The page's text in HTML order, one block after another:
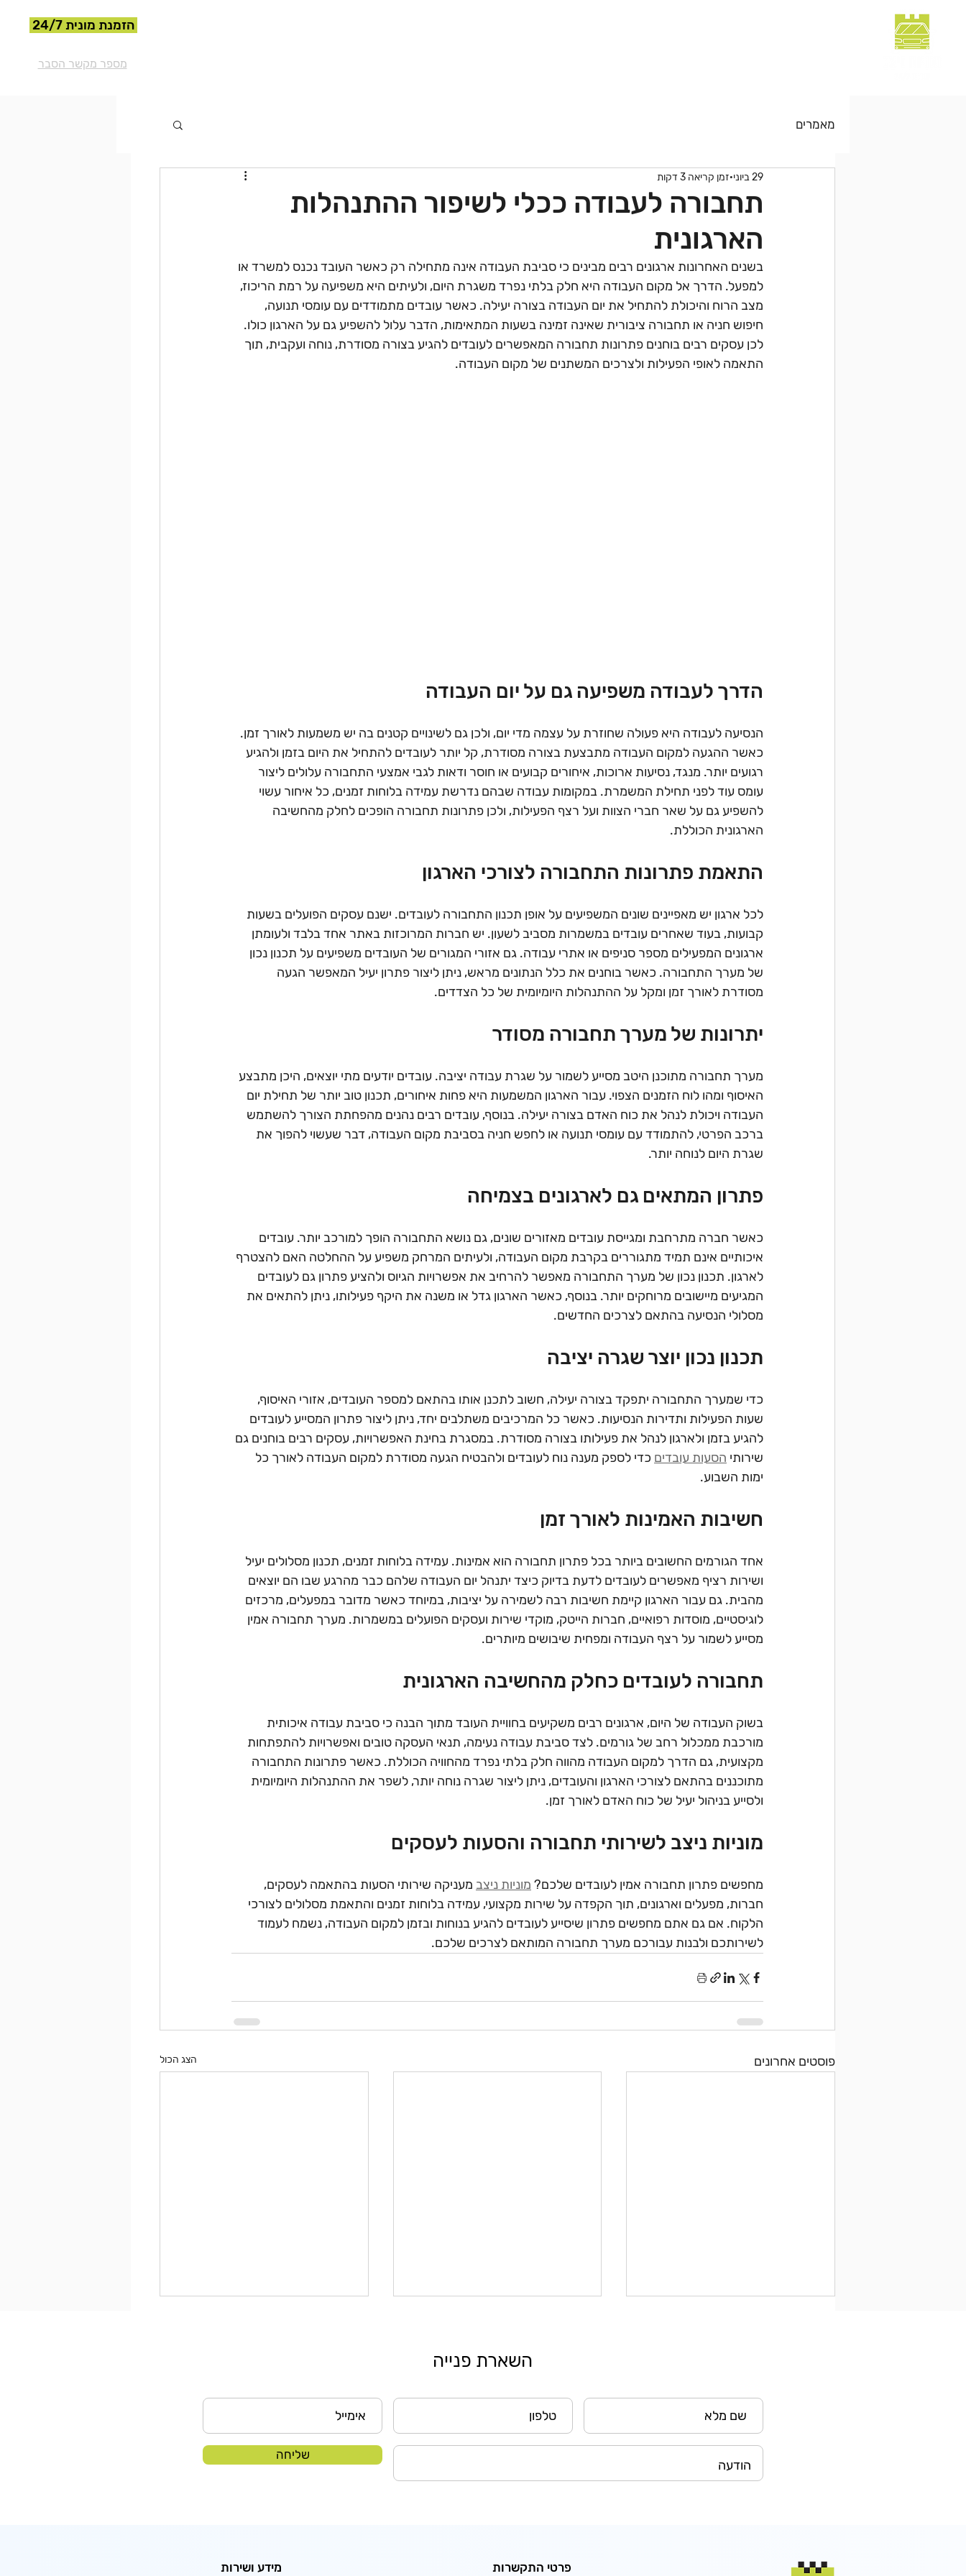
מספר מקשר הסבר
הזמנת מונית 24/7
מאמרים
תחבורה לעבודה ככלי לשיפור ההתנהלות
הארגונית
29 ביוני זמן קריאה 3 דקות
בשנים האחרונות ארגונים רבים מבינים כי סביבת העבודה אינה מתחילה רק כאשר העובד נכנס למשרד או
למפעל. הדרך אל מקום העבודה היא חלק בלתי נפרד משגרת היום, ולעיתים היא משפיעה על רמת הריכוז,
מצב הרוח והיכולת להתחיל את יום העבודה בצורה יעילה. כאשר עובדים מתמודדים עם עומסי תנועה,
חיפוש חניה או תחבורה ציבורית שאינה זמינה בשעות המתאימות, הדבר עלול להשפיע גם על הארגון כולו.
לכן עסקים רבים בוחנים פתרונות תחבורה המאפשרים לעובדים להגיע בצורה מסודרת, נוחה ועקבית, תוך
התאמה לאופי הפעילות ולצרכים המשתנים של מקום העבודה.
הדרך לעבודה משפיעה גם על יום העבודה
הנסיעה לעבודה היא פעולה שחוזרת על עצמה מדי יום, ולכן גם לשינויים קטנים בה יש משמעות לאורך זמן.
כאשר ההגעה למקום העבודה מתבצעת בצורה מסודרת, קל יותר לעובדים להתחיל את היום בזמן ולהגיע
רגועים יותר. מנגד, נסיעות ארוכות, איחורים קבועים או חוסר ודאות לגבי אמצעי התחבורה עלולים ליצור
עומס עוד לפני תחילת המשמרת. במקומות עבודה שבהם נדרשת עמידה בלוחות זמנים, כל איחור עשוי
להשפיע גם על שאר חברי הצוות ועל רצף הפעילות, ולכן פתרונות תחבורה הופכים לחלק מהחשיבה
הארגונית הכוללת.
התאמת פתרונות התחבורה לצורכי הארגון
לכל ארגון יש מאפיינים שונים המשפיעים על אופן תכנון התחבורה לעובדים. ישנם עסקים הפועלים בשעות
קבועות, בעוד שאחרים עובדים במשמרות מסביב לשעון. יש חברות המרוכזות באתר אחד בלבד ולעומתן
ארגונים המפעילים מספר סניפים או אתרי עבודה. גם אזורי המגורים של העובדים משפיעים על תכנון נכון
של מערך התחבורה. כאשר בוחנים את כלל הנתונים מראש, ניתן ליצור פתרון יעיל המאפשר הגעה
מסודרת לאורך זמן ומקל על ההתנהלות היומיומית של כל הצדדים.
יתרונות של מערך תחבורה מסודר
מערך תחבורה מתוכנן היטב מסייע לשמור על שגרת עבודה יציבה. עובדים יודעים מתי יוצאים, היכן מתבצע
האיסוף ומהו לוח הזמנים הצפוי. עבור הארגון המשמעות היא פחות איחורים, תכנון טוב יותר של תחילת יום
העבודה ויכולת לנהל את כוח האדם בצורה יעילה. בנוסף, עובדים רבים נהנים מהפחתת הצורך להשתמש
ברכב הפרטי, להתמודד עם עומסי תנועה או לחפש חניה בסביבת מקום העבודה, דבר שעשוי להפוך את
שגרת היום לנוחה יותר.
פתרון המתאים גם לארגונים בצמיחה
כאשר חברה מתרחבת ומגייסת עובדים מאזורים שונים, גם נושא התחבורה הופך למורכב יותר. עובדים
איכותיים אינם תמיד מתגוררים בקרבת מקום העבודה, ולעיתים המרחק משפיע על ההחלטה האם להצטרף
לארגון. תכנון נכון של מערך התחבורה מאפשר להרחיב את אפשרויות הגיוס ולהציע פתרון גם לעובדים
המגיעים מיישובים מרוחקים יותר. בנוסף, כאשר הארגון גדל או משנה את היקף פעילותו, ניתן להתאים את
מסלולי הנסיעה בהתאם לצרכים החדשים.
תכנון נכון יוצר שגרה יציבה
כדי שמערך התחבורה יתפקד בצורה יעילה, חשוב לתכנן אותו בהתאם למספר העובדים, אזורי האיסוף,
שעות הפעילות ותדירות הנסיעות. כאשר כל המרכיבים משתלבים יחד, ניתן ליצור פתרון המסייע לעובדים
להגיע בזמן ולארגון לנהל את פעילותו בצורה מסודרת. במסגרת בחינת האפשרויות, עסקים רבים בוחנים גם
שירותי הסעות עובדים כדי לספק מענה נוח לעובדים ולהבטיח הגעה מסודרת למקום העבודה לאורך כל
ימות השבוע.
חשיבות האמינות לאורך זמן
אחד הגורמים החשובים ביותר בכל פתרון תחבורה הוא אמינות. עמידה בלוחות זמנים, תכנון מסלולים יעיל
ושירות רציף מאפשרים לעובדים לדעת בדיוק כיצד יתנהל יום העבודה שלהם כבר מהרגע שבו הם יוצאים
מהבית. גם עבור הארגון קיימת חשיבות רבה לשמירה על יציבות, במיוחד כאשר מדובר במפעלים, מרכזים
לוגיסטיים, מוסדות רפואיים, חברות הייטק, מוקדי שירות ועסקים הפועלים במשמרות. מערך תחבורה אמין
מסייע לשמור על רצף העבודה ומפחית שיבושים מיותרים.
תחבורה לעובדים כחלק מהחשיבה הארגונית
בשוק העבודה של היום, ארגונים רבים משקיעים בחוויית העובד מתוך הבנה כי סביבת עבודה איכותית
מורכבת ממכלול רחב של גורמים. לצד סביבת עבודה נעימה, תנאי העסקה טובים ואפשרויות להתפתחות
מקצועית, גם הדרך למקום העבודה מהווה חלק בלתי נפרד מהחוויה הכוללת. כאשר פתרונות התחבורה
מתוכננים בהתאם לצורכי הארגון והעובדים, ניתן ליצור שגרה נוחה יותר, לשפר את ההתנהלות היומיומית
ולסייע בניהול יעיל של כוח האדם לאורך זמן.
מוניות ניצב לשירותי תחבורה והסעות לעסקים
מחפשים פתרון תחבורה אמין לעובדים שלכם? מוניות ניצב מעניקה שירותי הסעות בהתאמה לעסקים,
חברות, מפעלים וארגונים, תוך הקפדה על שירות מקצועי, עמידה בלוחות זמנים והתאמת מסלולים לצורכי
הלקוח. אם גם אתם מחפשים פתרון שיסייע לעובדים להגיע בנוחות ובזמן למקום העבודה, נשמח לעמוד
לשירותכם ולבנות עבורכם מערך תחבורה המותאם לצרכים שלכם.
פוסטים אחרונים הצג הכול
איך מתכננים נסיעה קבוצתית
לשדה התעופה בצורה נוחה
תכנון נכון של מערך הסעות
ניהול יעיל של עובדים בעזרת
הסעות למפעלים
השארת פנייה
שליחה
מידע ושירות פרטי התקשרות